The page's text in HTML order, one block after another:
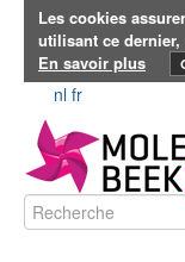
Les cookies
utilisant ce
En savoir plus
nl fr